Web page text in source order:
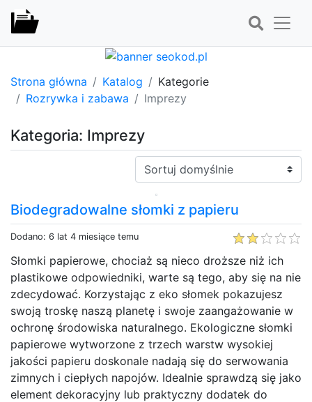
Strona główna Katalog
Kategorie
Rozrywka i zabawa
Imprezy
Kategoria: Imprezy
Sortuj:
Biodegradowalne słomki z papieru
Dodano: 6 lat 4 miesiące temu
Słomki papierowe, chociaż są nieco droższe niż ich
plastikowe odpowiedniki, warte są tego, aby się na nie
zdecydować. Korzystając z eko słomek pokazujesz
swoją troskę naszą planetę i swoje zaangażowanie w
ochronę środowiska naturalnego. Ekologiczne słomki
papierowe wytworzone z trzech warstw wysokiej
jakości papieru doskonale nadają się do serwowania
zimnych i ciepłych napojów. Idealnie sprawdzą się jako
element dekoracyjny lub praktyczny dodatek do